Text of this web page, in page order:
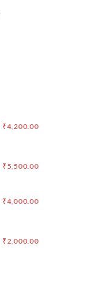
Original
₹5,000.00.
₹4,200.00Current
Original
₹6,200.00.
₹ 5,500.00Current
₹5,500.00.
Original
₹5,000.00.
₹4,000.00Current
Original
₹2,000.00Current